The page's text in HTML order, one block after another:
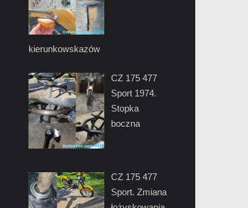
kierunkowskazów
CZ 175 477
Sport 1974.
Stopka
boczna
CZ 175 477
Sport. Zmiana